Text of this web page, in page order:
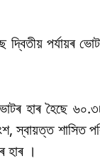
দ্বিতীয় পৰ্যায়ৰ
হাৰ হৈছে
স্বায়ত্ত শাসিত
।